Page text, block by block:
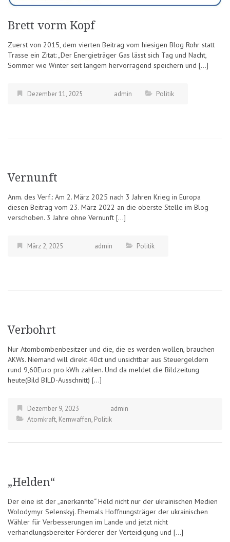
Brett vorm Kopf
Zuerst von 2015, dem vierten Beitrag vom hiesigen Blog Rohr statt
Trasse ein Zitat: „Der Energieträger Gas lässt sich Tag und Nacht,
Sommer wie Winter seit langem hervorragend speichern und […]
Dezember 11, 2025 admin Politik
Vernunft
Anm. des Verf.: Am 2. März 2025 nach 3 Jahren Krieg in Europa
diesen Beitrag vom 23. März 2022 an die oberste Stelle im Blog
verschoben. 3 Jahre ohne Vernunft […]
März 2, 2025 admin Politik
Verbohrt
Nur Atombombenbesitzer und die, die es werden wollen, brauchen
AKWs. Niemand will direkt 40ct und unsichtbar aus Steuergeldern
rund 9,60Euro pro kWh zahlen. Und da meldet die Bildzeitung
heute(Bild BILD-Ausschnitt) […]
Dezember 9, 2023
admin
Atomkraft, Kernwaffen, Politik
„Helden“
Der eine ist der „anerkannte“ Held nicht nur der ukrainischen Medien
Wolodymyr Selenskyj. Ehemals Hoffnungsträger der ukrainischen
Wähler für Verbesserungen im Lande und jetzt nicht
verhandlungsbereiter Förderer der Verteidigung und […]